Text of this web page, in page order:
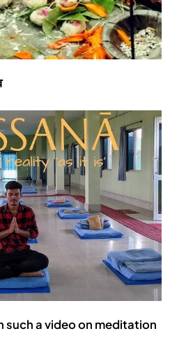
such a video on meditation